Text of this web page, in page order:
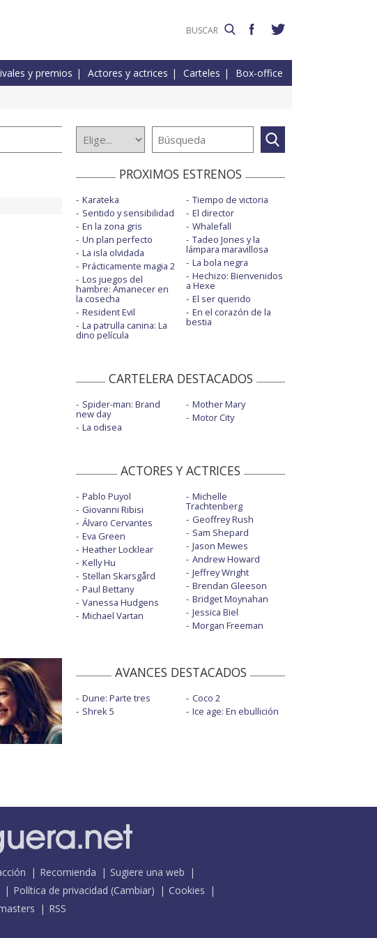
y premios Actores y actrices Carteles Box-office
PROXIMOS ESTRENOS
Karateka
Sentido y sensibilidad
En la zona gris
Un plan perfecto
La isla olvidada
Prácticamente magia 2
Los juegos del
hambre: Amanecer en
la cosecha
Resident Evil
La patrulla canina: La
dino película
Tiempo de victoria
El director
Whalefall
Tadeo Jones y la
lámpara maravillosa
La bola negra
Hechizo: Bienvenidos
a Hexe
El ser querido
En el corazón de la
bestia
CARTELERA DESTACADOS
Spider-man: Brand
new day
La odisea
Mother Mary
Motor City
ACTORES Y ACTRICES
Pablo Puyol
Giovanni Ribisi
Álvaro Cervantes
Eva Green
Heather Locklear
Kelly Hu
Stellan Skarsgård
Paul Bettany
Vanessa Hudgens
Michael Vartan
Michelle
Trachtenberg
Geoffrey Rush
Sam Shepard
Jason Mewes
Andrew Howard
Jeffrey Wright
Brendan Gleeson
Bridget Moynahan
Jessica Biel
Morgan Freeman
AVANCES DESTACADOS
Dune: Parte tres
Shrek 5
Coco 2
Ice age: En ebullición
Recomienda
Sugiere una web
Política de privacidad (Cambiar)
Cookies
RSS